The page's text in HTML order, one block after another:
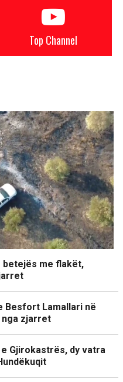
Top Channel
betejës me flakët,
Besfort Lamallari në
nga zjarret
Gjirokastrës, dy vatra